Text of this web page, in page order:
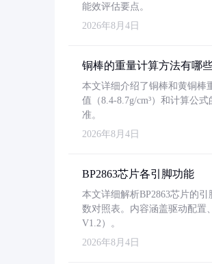
能效评估要点。
2026年8月4日
铜棒的重量计算方法有哪
本文详细介绍了铜棒和黄铜棒
值（8.4-8.7g/cm³）和计算公
准。
2026年8月4日
BP2863芯片各引脚功能
本文详细解析BP2863芯片的
数对照表。内容涵盖驱动配置
V1.2）。
2026年8月4日